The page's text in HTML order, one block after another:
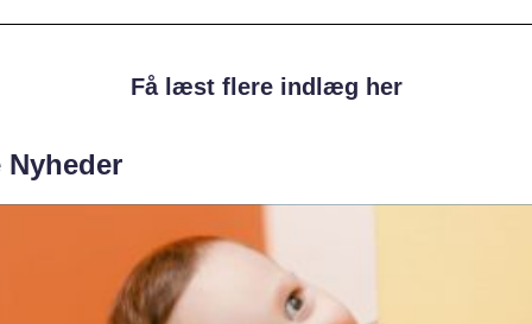
Få læst flere indlæg her
Nyheder